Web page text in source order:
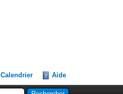
Calendrier Aide